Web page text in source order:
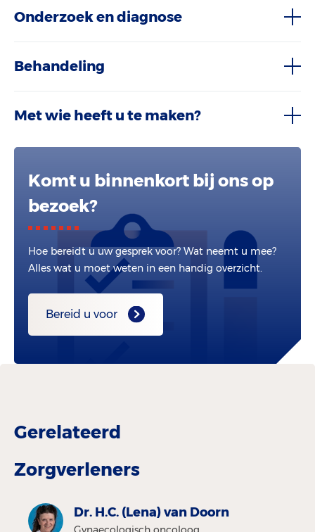
Onderzoek en diagnose
Behandeling
Met wie heeft u te maken?
Komt u binnenkort bij ons op
bezoek?
Hoe bereidt u uw gesprek voor? Wat neemt u mee?
Alles wat u moet weten in een handig overzicht.
Bereid u voor
Gerelateerd
Zorgverleners
Dr. H.C. (Lena) van Doorn